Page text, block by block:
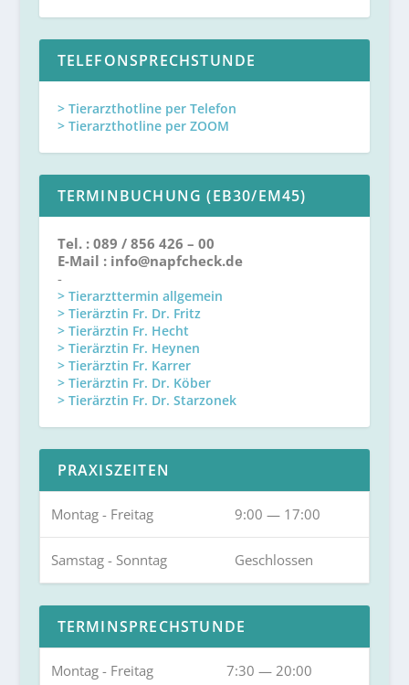
TELEFONSPRECHSTUNDE
> Tierarzthotline per Telefon
> Tierarzthotline per ZOOM
TERMINBUCHUNG (EB30/EM45)
Tel. : 089 / 856 426 – 00
E-Mail : info@napfcheck.de
-
> Tierarzttermin allgemein
> Tierärztin Fr. Dr. Fritz
> Tierärztin Fr. Hecht
> Tierärztin Fr. Heynen
> Tierärztin Fr. Karrer
> Tierärztin Fr. Dr. Köber
> Tierärztin Fr. Dr. Starzonek
PRAXISZEITEN
Montag - Freitag 9:00 — 17:00
Samstag - Sonntag Geschlossen
TERMINSPRECHSTUNDE
Montag - Freitag 7:30 — 20:00